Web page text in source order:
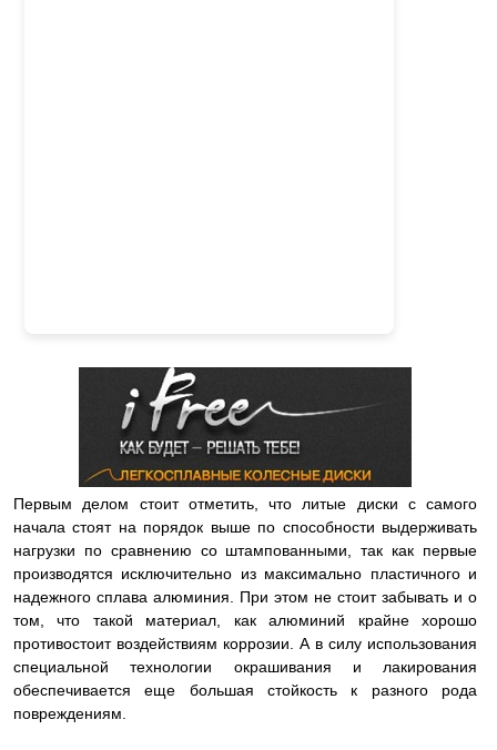
Первым делом стоит отметить, что литые диски с самого
начала стоят на порядок выше по способности выдерживать
нагрузки по сравнению со штампованными, так как первые
производятся исключительно из максимально пластичного и
надежного сплава алюминия. При этом не стоит забывать и о
том, что такой материал, как алюминий крайне хорошо
противостоит воздействиям коррозии. А в силу использования
специальной технологии окрашивания и лакирования
обеспечивается еще большая стойкость к разного рода
повреждениям.